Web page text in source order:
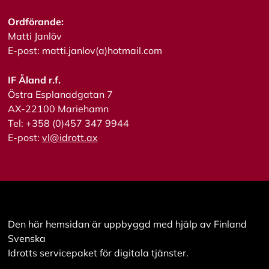
l
l
a
A
c
c
e
p
t
e
l
o
o
k
i
Ordförande:
Matti Janlöv
E-post: matti.janlov(a)hotmail.com
IF Åland r.f.
Östra Esplanadgatan 7
AX-22100 Mariehamn
Tel: +358 (0)457 347 9944
E-post: vl@idrott.ax
Den här hemsidan är uppbyggd med hjälp av Finland
Svenska
Idrotts servicepaket för digitala tjänster.